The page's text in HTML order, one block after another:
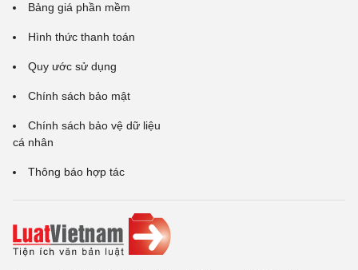
Bảng giá phần mềm
Hình thức thanh toán
Quy ước sử dụng
Chính sách bảo mật
Chính sách bảo vệ dữ liệu
cá nhân
Thông báo hợp tác